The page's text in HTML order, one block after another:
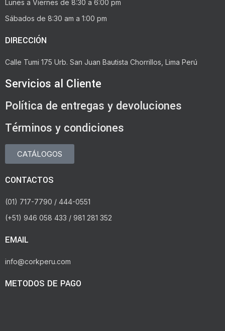
Lunes a Viernes de 8:30 a 6:00 pm
Sábados de 8:30 am a 1:00 pm
DIRECCIÓN
Calle Tumi 175 Urb. San Juan Bautista Chorrillos, Lima Perú
Servicios al Cliente
Política de entregas y devoluciones
Términos y condiciones
CATÁLOGOS
CONTACTOS
(01) 717-7790 / 444-0551
(+51) 946 058 433 / 981 281 352
EMAIL
info@corkperu.com
METODOS DE PAGO